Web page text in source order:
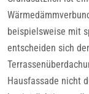
beispielsweise mit
entscheiden sich
Hausfassade nicht